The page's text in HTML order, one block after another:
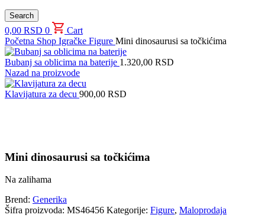
Search
0,00 RSD 0
Cart
Početna Shop Igračke Figure Mini dinosaurusi sa točkićima
Bubanj sa oblicima na baterije 1.320,00 RSD
Nazad na proizvode
Klavijatura za decu 900,00 RSD
Mini dinosaurusi sa točkićima
Na zalihama
Brend: Generika
Šifra proizvoda: MS46456 Kategorije: Figure, Maloprodaja